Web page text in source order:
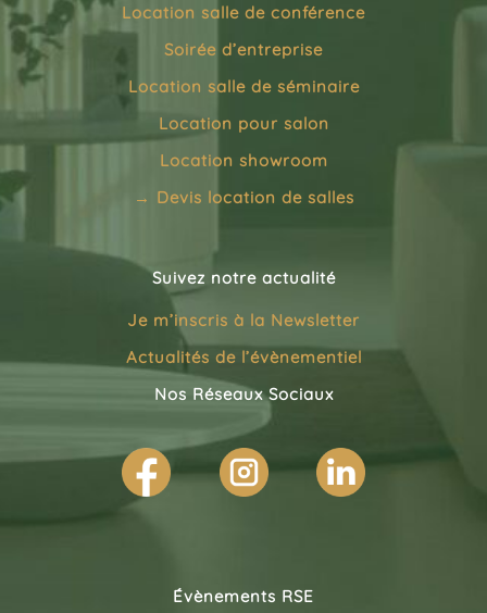
Location salle de conférence
Soirée d’entreprise
Location salle de séminaire
Location pour salon
Location showroom
→ Devis location de salles
Suivez notre actualité
Je m’inscris à la Newsletter
Actualités de l’évènementiel
Nos Réseaux Sociaux
Évènements RSE